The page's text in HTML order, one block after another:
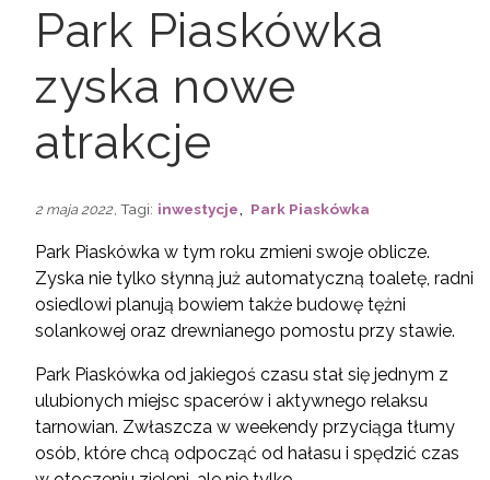
Park Piaskówka
zyska nowe
atrakcje
2 maja 2022 , Tagi: inwestycje Park Piaskówka
Park Piaskówka w tym roku zmieni swoje oblicze.
Zyska nie tylko słynną już automatyczną toaletę, radni
osiedlowi planują bowiem także budowę tężni
solankowej oraz drewnianego pomostu przy stawie.
Park Piaskówka od jakiegoś czasu stał się jednym z
ulubionych miejsc spacerów i aktywnego relaksu
tarnowian. Zwłaszcza w weekendy przyciąga tłumy
osób, które chcą odpocząć od hałasu i spędzić czas